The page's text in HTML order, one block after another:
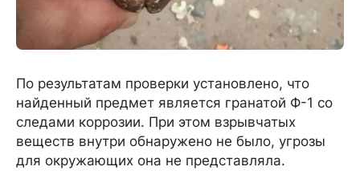
По результатам проверки установлено, что
найденный предмет является гранатой Ф-1 со
следами коррозии. При этом взрывчатых
веществ внутри обнаружено не было, угрозы
для окружающих она не представляла.